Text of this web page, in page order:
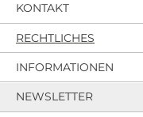
KONTAKT
RECHTLICHES
INFORMATIONEN
NEWSLETTER